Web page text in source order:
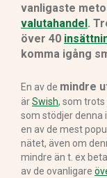
vanligaste
valutahandel.
över 40
komma igång
En av de mindre
ärSwish, som trots
som stödjer denna
en av de mest
nätet, även om
mindre än t. ex
av de ovanligare